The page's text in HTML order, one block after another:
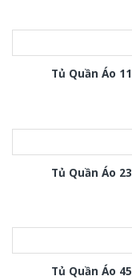
Tủ Quần Áo 11
Tủ Quần Áo 23
Tủ Quần Áo 45